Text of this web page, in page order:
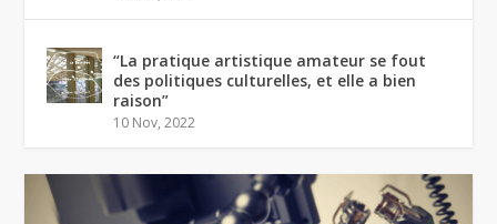
“La pratique artistique amateur se fout
des politiques culturelles, et elle a bien
raison”
10 Nov, 2022